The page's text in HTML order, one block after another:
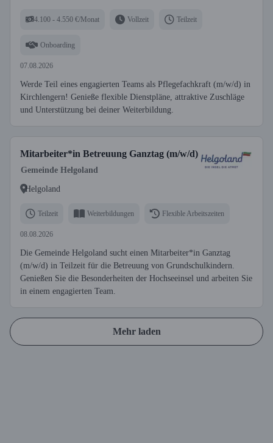
4.100 - 4.550 €/Monat Vollzeit Teilzeit
Onboarding
07.08.2026
Werde Teil eines engagierten Teams als Pflegefachkraft (m/w/d) in
Kirchlengern! Genieße flexible Dienstpläne, attraktive Zuschläge
und Unterstützung bei deiner Weiterbildung.
Mitarbeiter*in Betreuung Ganztag (m/w/d)
Gemeinde Helgoland
Helgoland
Teilzeit Weiterbildungen Flexible Arbeitszeiten
08.08.2026
Die Gemeinde Helgoland sucht einen Mitarbeiter*in Ganztag
(m/w/d) in Teilzeit für die Betreuung von Grundschulkindern.
Genießen Sie die Besonderheiten der Hochseeinsel und arbeiten Sie
in einem engagierten Team.
Mehr laden